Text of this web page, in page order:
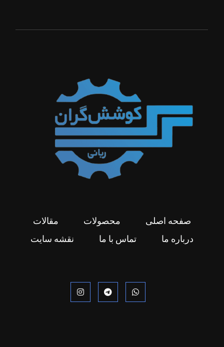
صفحه اصلی محصولات
مقالات
درباره ما
تماس با ما نقشه سایت